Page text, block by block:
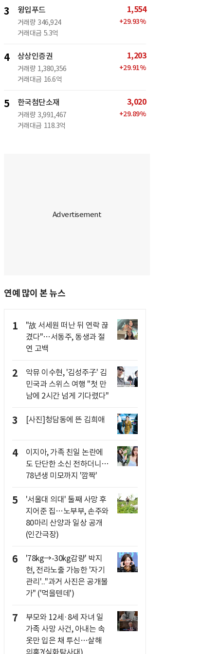
3 윙입푸드
거래량 346,924
거래대금 5.3억
1,554
+29.93%
4 상상인증권
거래량 1,380,356
거래대금 16.6억
1,203
+29.91%
5 한국첨단소재
거래량 3,991,467
거래대금 118.3억
3,020
+29.89%
연예 많이 본 뉴스
1
"故 서세원 떠난 뒤 연락 끊
겼다"…서동주, 동생과 절
연 고백
2
악뮤 이수현, '김성주子' 김
민국과 스위스 여행 "첫 만
남에 2시간 넘게 기다렸다"
3 [사진]청담동에 뜬 김희애
4
이지아, 가족 친일 논란에
도 단단한 소신 전하더니…
78년생 미모까지 '깜짝'
5
'서울대 의대' 둘째 사망 후
지어준 집…노부부, 손주와
80마리 산양과 일상 공개
(인간극장)
6
'78kg→-30kg감량' 박지
현, 전라노출 가능한 '자기
관리'.."과거 사진은 공개불
가" ('먹을텐데')
7
부모와 12세·8세 자녀 일
가족 사망 사건, 아내는 속
옷만 입은 채 투신…살해
의혹?(실화탐사대)